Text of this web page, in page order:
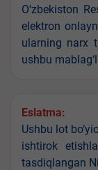
O‘zbekiston
elektron
ularning narx
ushbu
Eslatma:
Ushbu lot
ishtirok
tasdiqlangan